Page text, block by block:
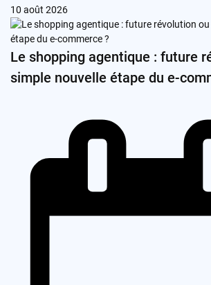
10 août 2026
Le shopping agentique : future
simple nouvelle étape du e-